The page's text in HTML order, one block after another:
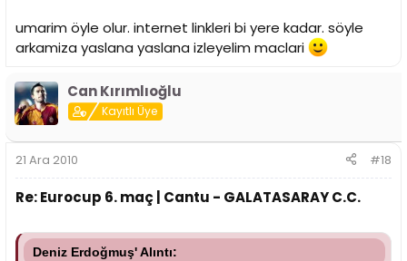
umarim öyle olur. internet linkleri bi yere kadar. söyle
arkamiza yaslana yaslana izleyelim maclari
Can Kırımlıoğlu
Kayıtlı Üye
21 Ara 2010 #18
Re: Eurocup 6. maç | Cantu - GALATASARAY C.C.
Deniz Erdoğmuş' Alıntı: